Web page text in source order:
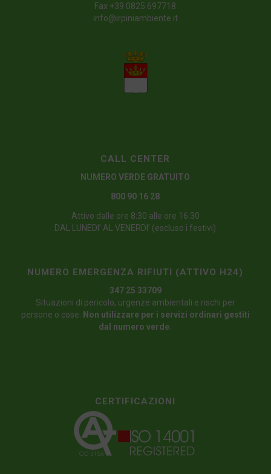
Fax +39 0825 697718
info@irpiniambiente.it
CALL CENTER
NUMERO VERDE GRATUITO
800 90 16 28
Attivo dalle ore 8:30 alle ore 16:30
DAL LUNEDI’ AL VENERDI’ (escluso i festivi)
NUMERO EMERGENZA RIFIUTI (ATTIVO H24)
347 25 33709
Situazioni di pericolo, urgenze ambientali e rischi per
persone o cose.
Non utilizzare per i servizi ordinari gestiti
dal numero verde.
CERTIFICAZIONI